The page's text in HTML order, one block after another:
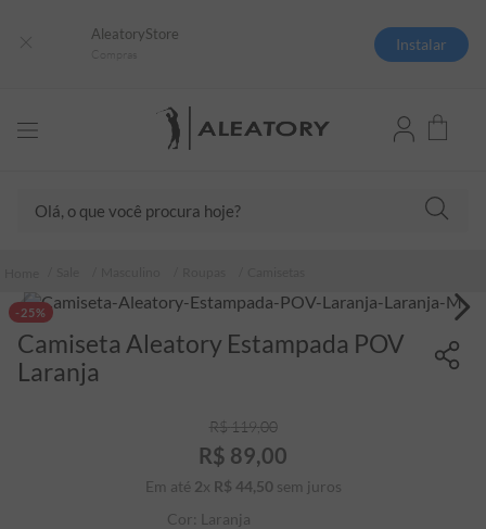
AleatoryStore
Instalar
-25%
Camiseta Aleatory Estampada POV
Laranja
R$ 119,00
R$ 89,00
Em até 2x R$ 44,50 sem juros
Cor:
Laranja
boné
6 º
jaqueta
7